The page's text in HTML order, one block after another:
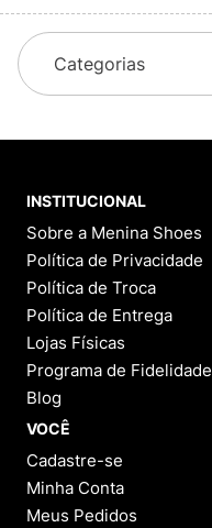
Categorias
INSTITUCIONAL
Sobre a Menina Shoes
Política de Privacidade
Política de Troca
Política de Entrega
Lojas Físicas
Programa de Fidelidade
Blog
VOCÊ
Cadastre-se
Minha Conta
Meus Pedidos